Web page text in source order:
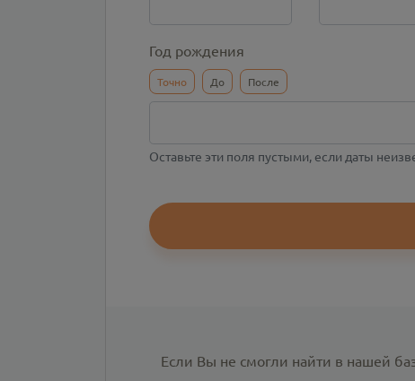
Год рождения
Точно До После
Оставьте эти поля пустыми, если даты
Если Вы не смогли найти в нашей